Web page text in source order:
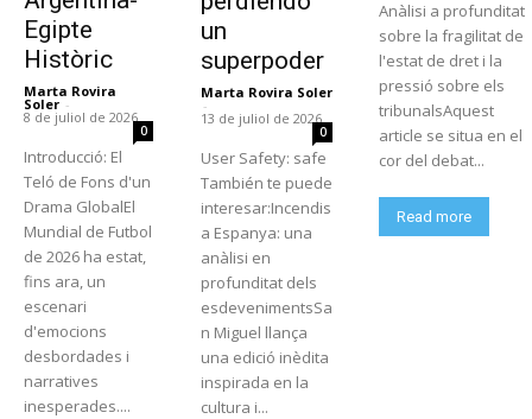
Egipte
Històric
Marta Rovira
Soler -
8 de juliol de 2026
0
Introducció: El
Teló de Fons d'un
Drama GlobalEl
Mundial de Futbol
de 2026 ha estat,
fins ara, un
escenari
d'emocions
desbordades i
narratives
inesperades....
un
superpoder
Marta Rovira Soler
-
13 de juliol de 2026
0
User Safety: safe
También te puede
interesar:Incendis
a Espanya: una
anàlisi en
profunditat dels
esdevenimentsSa
n Miguel llança
una edició inèdita
inspirada en la
cultura i...
Anàlisi a profunditat
sobre la fragilitat de
l'estat de dret i la
pressió sobre els
tribunalsAquest
article se situa en el
cor del debat...
Read more